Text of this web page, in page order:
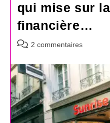
qui mise sur
financière…
Commentaires
la
publication :
2 commentaires